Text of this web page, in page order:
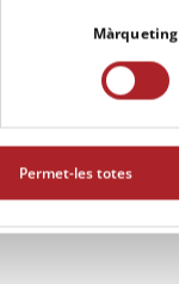
Màrqueting
Permet-les totes